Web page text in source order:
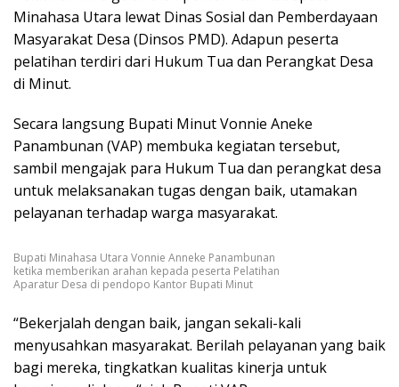
Minahasa Utara lewat Dinas Sosial dan Pemberdayaan
Masyarakat Desa (Dinsos PMD). Adapun peserta
pelatihan terdiri dari Hukum Tua dan Perangkat Desa
di Minut.
Secara langsung Bupati Minut Vonnie Aneke
Panambunan (VAP) membuka kegiatan tersebut,
sambil mengajak para Hukum Tua dan perangkat desa
untuk melaksanakan tugas dengan baik, utamakan
pelayanan terhadap warga masyarakat.
Bupati Minahasa Utara Vonnie Anneke Panambunan
ketika memberikan arahan kepada peserta Pelatihan
Aparatur Desa di pendopo Kantor Bupati Minut
“Bekerjalah dengan baik, jangan sekali-kali
menyusahkan masyarakat. Berilah pelayanan yang baik
bagi mereka, tingkatkan kualitas kinerja untuk